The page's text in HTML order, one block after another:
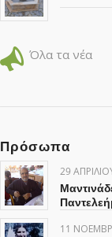
Όλα τα νέα
Πρόσωπα
29
11